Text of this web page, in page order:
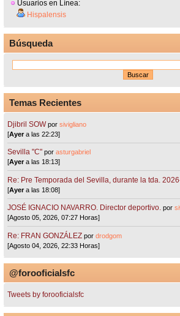
Usuarios en Línea:
Hispalensis
Búsqueda
Temas Recientes
Djibril SOW porsivigliano
[Ayera las 22:23]
Sevilla "C"porasturgabriel
[Ayera las 18:13]
Re: Pre Temporada del Sevilla, durante la tda.
[Ayera las 18:08]
JOSÉ IGNACIO NAVARRO. Director deportivo. por
[Agosto 05, 2026, 07:27 Horas]
Re: FRAN GONZÁLEZ pordrodgom
[Agosto 04, 2026, 22:33 Horas]
@forooficialsfc
Tweets by forooficialsfc